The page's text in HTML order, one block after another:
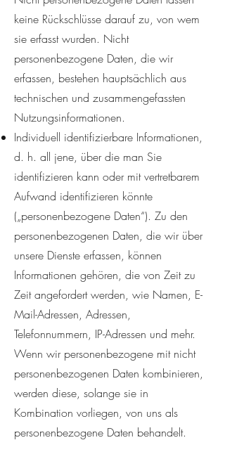
keine Rückschlüsse darauf zu, von wem
sie erfasst wurden. Nicht
personenbezogene Daten, die wir
erfassen, bestehen hauptsächlich aus
technischen und zusammengefassten
Nutzungsinformationen.
Individuell identifizierbare Informationen,
d. h. all jene, über die man Sie
identifizieren kann oder mit vertretbarem
Aufwand identifizieren könnte
(„personenbezogene Daten“). Zu den
personenbezogenen Daten, die wir über
unsere Dienste erfassen, können
Informationen gehören, die von Zeit zu
Zeit angefordert werden, wie Namen, E-
Mail-Adressen, Adressen,
Telefonnummern, IP-Adressen und mehr.
Wenn wir personenbezogene mit nicht
personenbezogenen Daten kombinieren,
werden diese, solange sie in
Kombination vorliegen, von uns als
personenbezogene Daten behandelt.